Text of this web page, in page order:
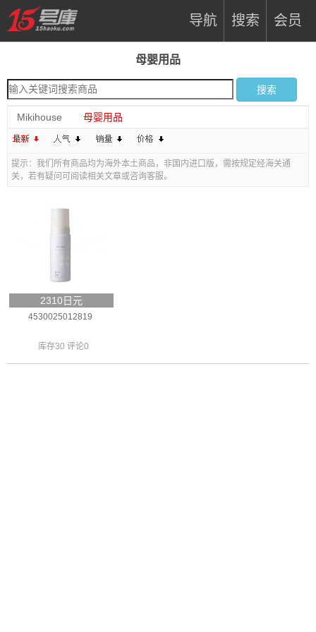
导航 搜索 会员
母婴用品
Mikihouse 母婴用品
提示：我们所有商品均为海外本土商品，非国内进口版，需按规定经海关通
关，若有疑问可阅读相关文章或咨询客服。
2310日元
4530025012819
库存30 评论0